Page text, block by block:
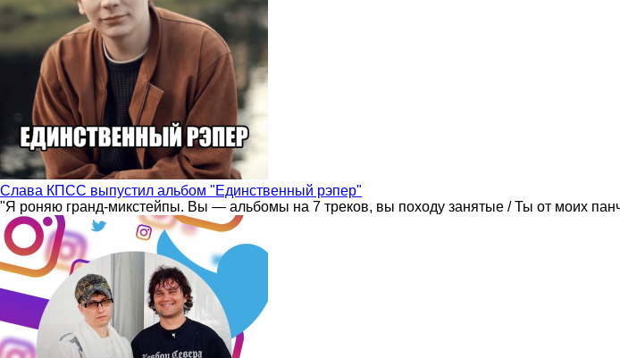
Слава КПСС выпустил альбом "Единственный рэпер"
"Я роняю гранд-микстейпы. Вы — альбомы на 7 треков, вы походу занятые / Ты от моих